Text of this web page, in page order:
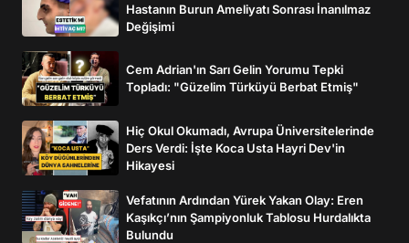
Hastanın Burun Ameliyatı Sonrası İnanılmaz
Değişimi
Cem Adrian'ın Sarı Gelin Yorumu Tepki
Topladı: "Güzelim Türküyü Berbat Etmiş"
Hiç Okul Okumadı, Avrupa Üniversitelerinde
Ders Verdi: İşte Koca Usta Hayri Dev'in
Hikayesi
Vefatının Ardından Yürek Yakan Olay: Eren
Kaşıkçı’nın Şampiyonluk Tablosu Hurdalıkta
Bulundu